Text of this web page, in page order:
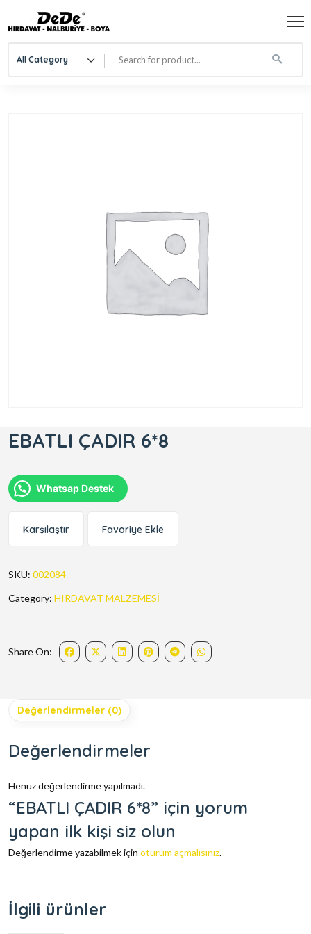
All Category
EBATLI ÇADIR 6*8
Whatsap Destek
Karşılaştır Favoriye Ekle
SKU: 002084
Category: HIRDAVAT MALZEMESİ
Share On:
Değerlendirmeler (0)
Değerlendirmeler
Henüz değerlendirme yapılmadı.
“EBATLI ÇADIR 6*8” için yorum
yapan ilk kişi siz olun
Değerlendirme yazabilmek için oturum açmalısınız.
İlgili ürünler